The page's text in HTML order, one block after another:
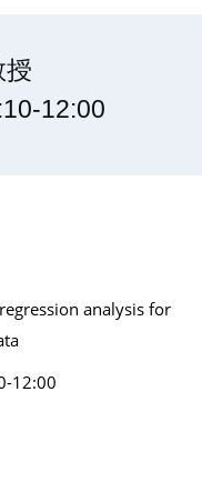
授
12:00
analysis for
12:00